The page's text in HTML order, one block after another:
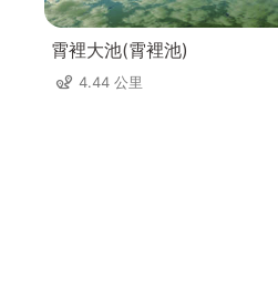
霄裡大池(霄裡池)
4.44 公里